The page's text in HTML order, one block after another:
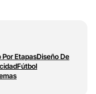
EtapasDiseño De
Fútbol